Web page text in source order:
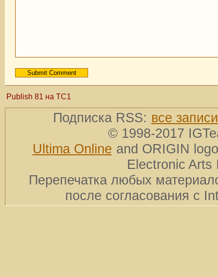
Publish 81 на TC1
Подписка RSS: все записи
© 1998-2017
Ultima Online and ORIGIN
Electronic Arts
Перепечатка любых
после согласования с